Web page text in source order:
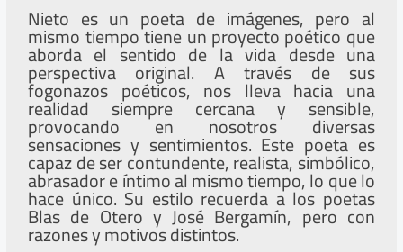
Nieto es un poeta de imágenes, pero al
mismo tiempo tiene un proyecto poético que
aborda el sentido de la vida desde una
perspectiva original. A través de sus
fogonazos poéticos, nos lleva hacia una
realidad siempre cercana y sensible,
provocando en nosotros diversas
sensaciones y sentimientos. Este poeta es
capaz de ser contundente, realista, simbólico,
abrasador e íntimo al mismo tiempo, lo que lo
hace único. Su estilo recuerda a los poetas
Blas de Otero y José Bergamín, pero con
razones y motivos distintos.